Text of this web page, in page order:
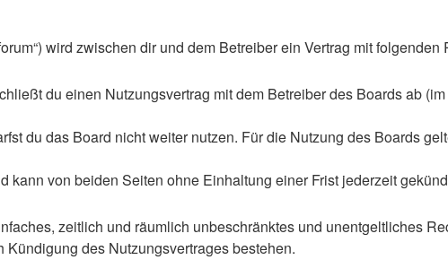
wird zwischen dir und dem Betreiber ein Vertrag mit
du einen Nutzungsvertrag mit dem Betreiber des Boards ab
du das Board nicht weiter nutzen. Für die Nutzung des Boards
kann von beiden Seiten ohne Einhaltung einer Frist jederzeit
zeitlich und räumlich unbeschränktes und unentgeltliches
des Nutzungsvertrages bestehen.